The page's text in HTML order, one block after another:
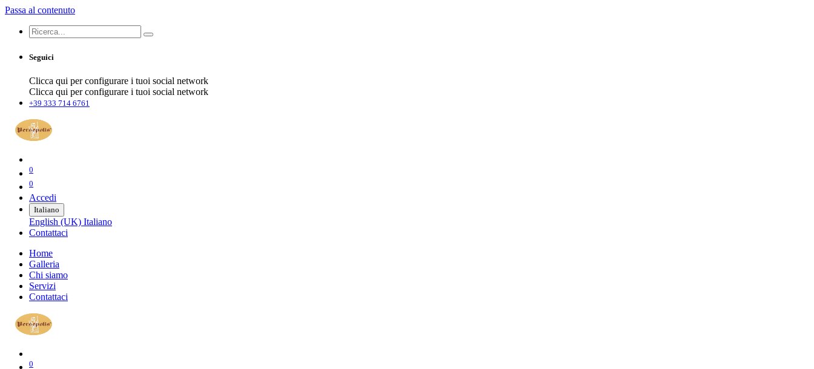
Passa al contenuto
Seguici
Clicca qui per configurare i tuoi social network
Clicca qui per configurare i tuoi social network
+39 333 714 6761
0
0
Accedi
Italiano
English (UK) Italiano
Contattaci
Home
Galleria
Chi siamo
Servizi
Contattaci
0